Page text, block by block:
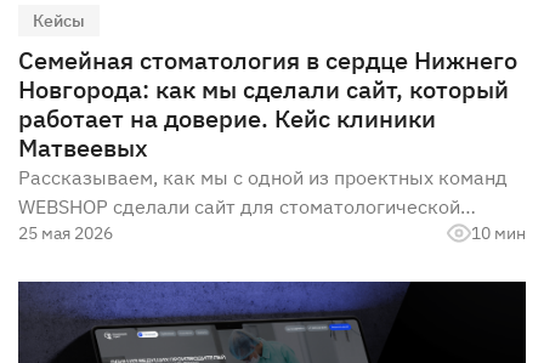
Кейсы
Семейная стоматология в сердце Нижнего
Новгорода: как мы сделали сайт, который
работает на доверие. Кейс клиники
Матвеевых
Рассказываем, как мы с одной из проектных команд
WEBSHOP сделали сайт для стоматологической
клиники
25 мая 2026 10 мин